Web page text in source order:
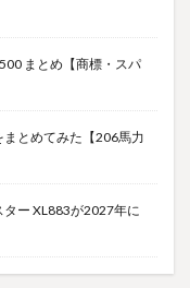
まとめ【商標・スパ
まとめてみた【206馬力
ター XL883が2027年に